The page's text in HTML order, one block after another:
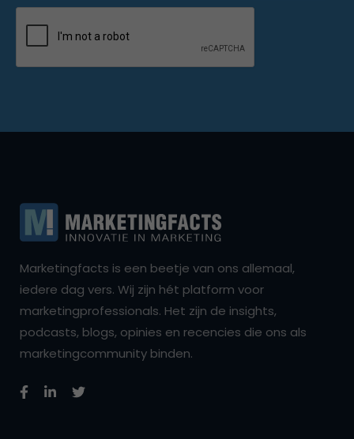
Marketingfacts is een beetje van ons allemaal,
iedere dag vers. Wij zijn hét platform voor
marketingprofessionals. Het zijn de insights,
podcasts, blogs, opinies en recencies die ons als
marketingcommunity binden.